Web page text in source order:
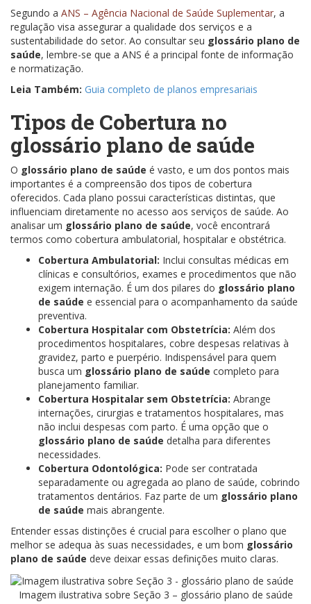
Segundo a ANS – Agência Nacional de Saúde Suplementar, a
regulação visa assegurar a qualidade dos serviços e a
sustentabilidade do setor. Ao consultar seu glossário plano de
saúde, lembre-se que a ANS é a principal fonte de informação
e normatização.
Leia Também: Guia completo de planos empresariais
Tipos de Cobertura no
glossário plano de saúde
O glossário plano de saúde é vasto, e um dos pontos mais
importantes é a compreensão dos tipos de cobertura
oferecidos. Cada plano possui características distintas, que
influenciam diretamente no acesso aos serviços de saúde. Ao
analisar um glossário plano de saúde, você encontrará
termos como cobertura ambulatorial, hospitalar e obstétrica.
Cobertura Ambulatorial: Inclui consultas médicas em
clínicas e consultórios, exames e procedimentos que não
exigem internação. É um dos pilares do glossário plano
de saúde e essencial para o acompanhamento da saúde
preventiva.
Cobertura Hospitalar com Obstetrícia: Além dos
procedimentos hospitalares, cobre despesas relativas à
gravidez, parto e puerpério. Indispensável para quem
busca um glossário plano de saúde completo para
planejamento familiar.
Cobertura Hospitalar sem Obstetrícia: Abrange
internações, cirurgias e tratamentos hospitalares, mas
não inclui despesas com parto. É uma opção que o
glossário plano de saúde detalha para diferentes
necessidades.
Cobertura Odontológica: Pode ser contratada
separadamente ou agregada ao plano de saúde, cobrindo
tratamentos dentários. Faz parte de um glossário plano
de saúde mais abrangente.
Entender essas distinções é crucial para escolher o plano que
melhor se adequa às suas necessidades, e um bom glossário
plano de saúde deve deixar essas definições muito claras.
Imagem ilustrativa sobre Seção 3 – glossário plano de saúde